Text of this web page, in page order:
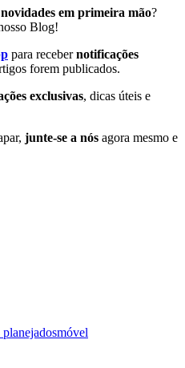
novidades em primeira mão?
Blog!
para recebernotificações
forem publicados.
exclusivas, dicas úteis e
junte-se a nós agora mesmo e
móvel